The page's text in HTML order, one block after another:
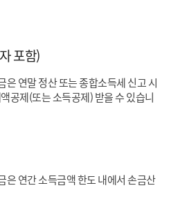
포함)
연말 정산 또는 종합소득세 신고 시
공제(또는 소득공제) 받을 수 있습니
은 연간 소득금액 한도 내에서 손금산